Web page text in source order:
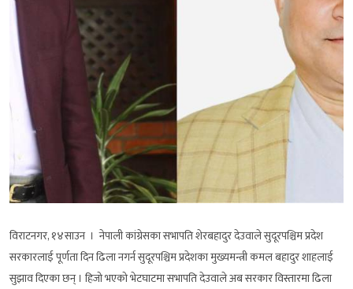
विराटनगर, १४साउन । नेपाली कांग्रेसका सभापति शेरबहादुर देउवाले सुदूरपश्चिम प्रदेश
सरकारलाई पूर्णता दिन ढिला नगर्न सुदूरपश्चिम प्रदेशका मुख्यमन्त्री कमल बहादुर शाहलाई
सुझाव दिएका छन् । हिजो भएको भेटघाटमा सभापति देउवाले अब सरकार विस्तारमा ढिला